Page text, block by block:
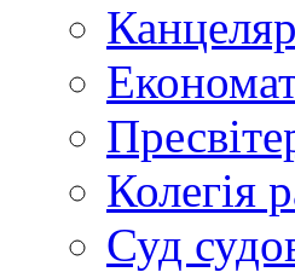
Колегія
Суд